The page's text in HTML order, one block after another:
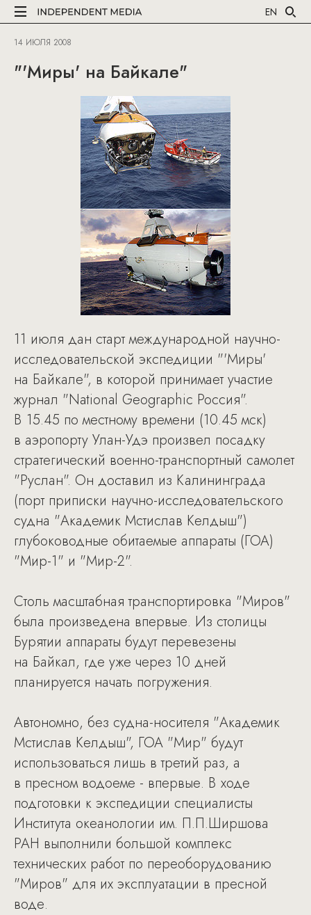
EN
14 ИЮЛЯ 2008
"'Миры' на Байкале"
11 июля дан старт международной научно-
исследовательской экспедиции "'Миры'
на Байкале", в которой принимает участие
журнал "National Geographic Россия".
В 15.45 по местному времени (10.45 мск)
в аэропорту Улан-Удэ произвел посадку
стратегический военно-транспортный самолет
"Руслан". Он доставил из Калининграда
(порт приписки научно-исследовательского
судна "Академик Мстислав Келдыш")
глубоководные обитаемые аппараты (ГОА)
"Мир-1" и "Мир-2".
Столь масштабная транспортировка "Миров"
была произведена впервые. Из столицы
Бурятии аппараты будут перевезены
на Байкал, где уже через 10 дней
планируется начать погружения.
Автономно, без судна-носителя "Академик
Мстислав Келдыш", ГОА "Мир" будут
использоваться лишь в третий раз, а
в пресном водоеме - впервые. В ходе
подготовки к экспедиции специалисты
Института океанологии им. П.П.Ширшова
РАН выполнили большой комплекс
технических работ по переоборудованию
"Миров" для их эксплуатации в пресной
воде.